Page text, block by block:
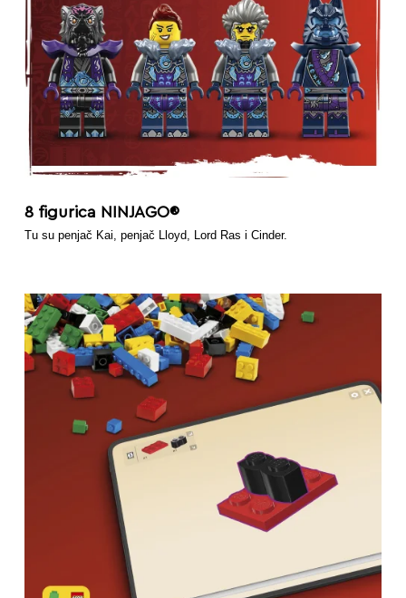
8 figurica NINJAGO®
Tu su penjač Kai, penjač Lloyd, Lord Ras i Cinder.